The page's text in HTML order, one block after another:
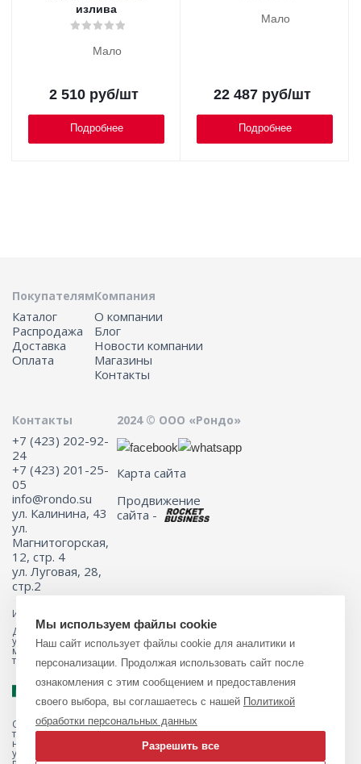
излива
Мало
2 510руб/шт
Подробнее
Мало
22 487руб/шт
Подробнее
Покупателям
Каталог
Распродажа
Доставка
Оплата
Компания
О компании
Блог
Новости компании
Магазины
Контакты
Контакты
+7 (423) 202-92-
24
+7 (423) 201-25-
05
info@rondo.su
ул. Калинина, 43
ул.
Магнитогорская,
12, стр. 4
ул. Луговая, 28,
стр.2
2024 © ООО «Рондо»
Карта сайта
Продвижение
сайта -
Информация на сайте не является публичной офертой.
Для получения подробной информации о наличии и стоимости
указанных товаров и (или) услуг, пожалуйста, обращайтесь к
менеджеру сайта с помощью специальной формы связи или по
телефону 8 (423) 201-25-05
Обращаем ваше внимание на то, что данный интернет-магазин, а
также вся информация о товарах и ценах, предоставленная на нём,
носит исключительно информационный характер и ни при каких
условиях не является публичной офертой, определяемой
Мы используем файлы cookie
Наш сайт использует файлы cookie для аналитики и
персонализации. Продолжая использовать сайт после
ознакомления с этим сообщением и предоставления
своего выбора, вы соглашаетесь с нашей Политикой
обработки персональных данных
Разрешить все